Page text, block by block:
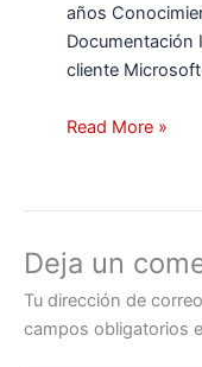
años
Documentación
cliente
Read More »
Deja un
Tu dirección de
campos obligatorios